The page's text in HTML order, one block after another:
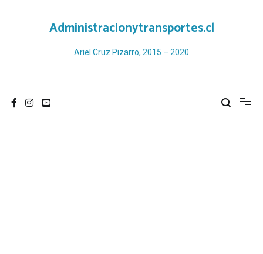
Administracionytransportes.cl
Ariel Cruz Pizarro, 2015 – 2020